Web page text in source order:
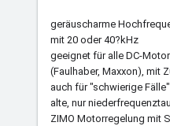
geräuscharme
mit 20 oder 40?kHz
geeignet für alle DC-
(Faulhaber, Maxxon), mit
auch für "schwierige
alte, nur
ZIMO Motorregelung mit